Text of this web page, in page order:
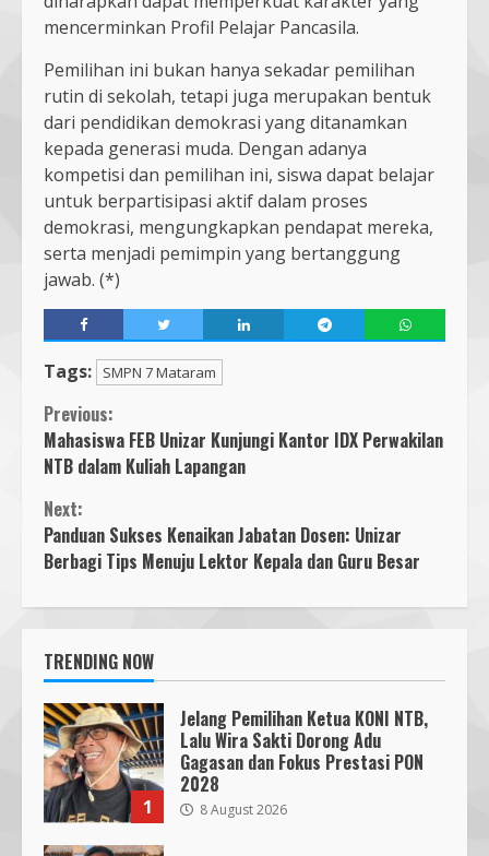
mencerminkan Profil Pelajar Pancasila.
Pemilihan ini bukan hanya sekadar pemilihan
rutin di sekolah, tetapi juga merupakan bentuk
dari pendidikan demokrasi yang ditanamkan
kepada generasi muda. Dengan adanya
kompetisi dan pemilihan ini, siswa dapat belajar
untuk berpartisipasi aktif dalam proses
demokrasi, mengungkapkan pendapat mereka,
serta menjadi pemimpin yang bertanggung
jawab. (*)
Tags: SMPN 7 Mataram
Continue
Reading
Previous:
Mahasiswa FEB Unizar Kunjungi Kantor IDX Perwakilan
NTB dalam Kuliah Lapangan
Next:
Panduan Sukses Kenaikan Jabatan Dosen: Unizar
Berbagi Tips Menuju Lektor Kepala dan Guru Besar
TRENDING NOW
1
Jelang Pemilihan Ketua KONI NTB,
Lalu Wira Sakti Dorong Adu
Gagasan dan Fokus Prestasi PON
2028
8 August 2026